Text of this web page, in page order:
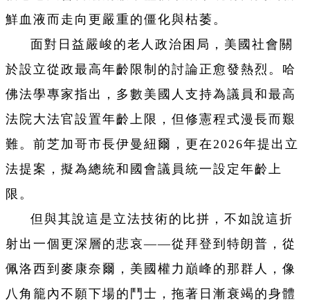
鮮血液而走向更嚴重的僵化與枯萎。
面對日益嚴峻的老人政治困局，美國社會關
於設立從政最高年齡限制的討論正愈發熱烈。哈
佛法學專家指出，多數美國人支持為議員和最高
法院大法官設置年齡上限，但修憲程式漫長而艱
難。前芝加哥市長伊曼紐爾，更在2026年提出立
法提案，擬為總統和國會議員統一設定年齡上
限。
但與其說這是立法技術的比拼，不如說這折
射出一個更深層的悲哀——從拜登到特朗普，從
佩洛西到麥康奈爾，美國權力巔峰的那群人，像
八角籠內不願下場的鬥士，拖著日漸衰竭的身體